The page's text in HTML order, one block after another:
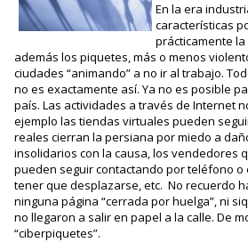
En la era
características
prácticamente
además los piquetes, más o menos
ciudades “animando” a no ir al trabajo.
no es exactamente así. Ya no es posible
país. Las actividades a través de Internet
ejemplo las tiendas virtuales pueden
reales cierran la persiana por miedo a
insolidarios con la causa, los vendedores
pueden seguir contactando por teléfono o
tener que desplazarse, etc. No recuerdo
ninguna página “cerrada por huelga”, ni
no llegaron a salir en papel a la calle. De
“ciberpiquetes”.